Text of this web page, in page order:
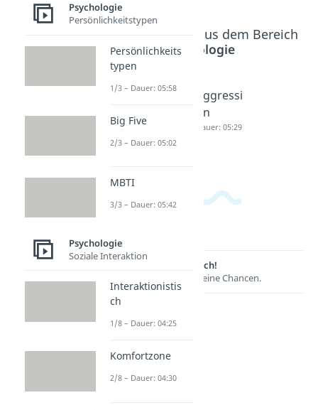
Beliebte Inhalte aus dem Bereich
Psychologie
Selbstlie
be
Sprüche
Dauer: 03:06
Cholerike
Dauer: 04:32
Aggressi
on
Dauer: 05:29
Lernen lohnt sich!
Entdecke hier deine Chancen.
Psychologie
Persönlichkeitstypen
Persönlichkeits
typen
1/3 – Dauer: 05:58
Big Five
2/3 – Dauer: 05:02
MBTI
3/3 – Dauer: 05:42
Psychologie
Soziale Interaktion
Interaktionistis
ch
1/8 – Dauer: 04:25
Komfortzone
2/8 – Dauer: 04:30